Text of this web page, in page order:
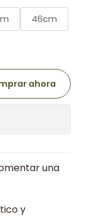
46cm
ahora
una
y